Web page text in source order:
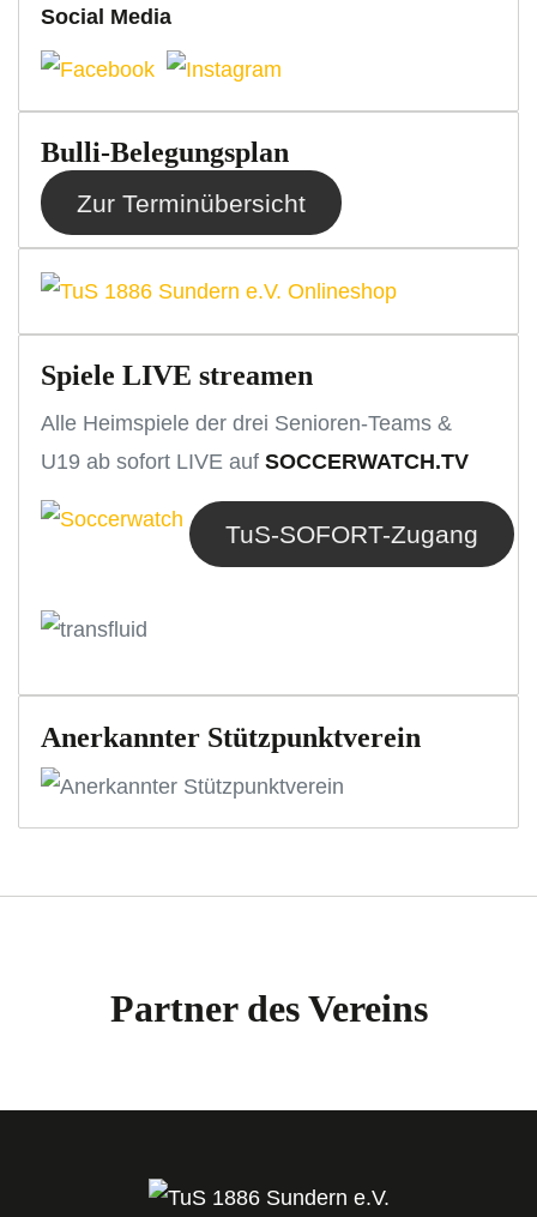
Social Media
Bulli-Belegungsplan
Zur Terminübersicht
Spiele LIVE streamen
Alle Heimspiele der drei Senioren-Teams &
U19 ab sofort LIVE aufSOCCERWATCH.TV
TuS-SOFORT-Zugang
Anerkannter Stützpunktverein
Partner des Vereins